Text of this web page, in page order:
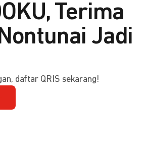
Terima
Jadi
daftar QRIS sekarang!